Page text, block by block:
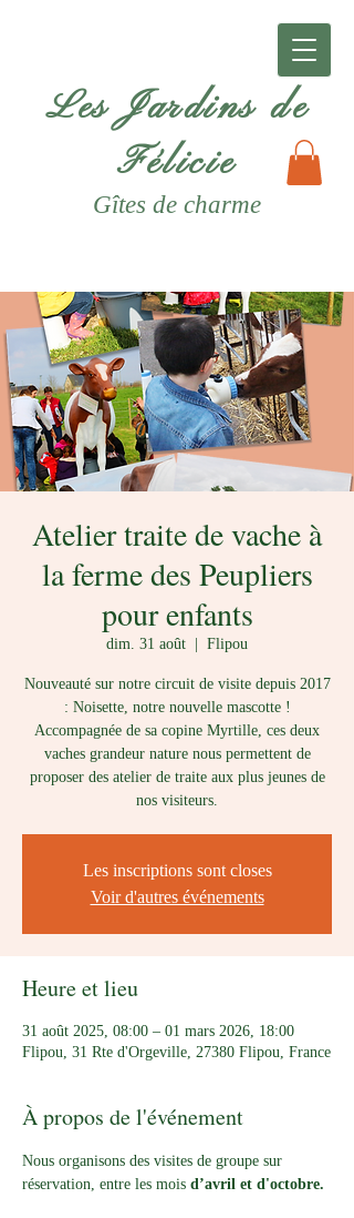
Les Jardins de
Félicie
Gîtes de charme
Atelier traite de vache à
la ferme des Peupliers
pour enfants
dim. 31 août Flipou
Nouveauté sur notre circuit de visite depuis 2017
: Noisette, notre nouvelle mascotte !
Accompagnée de sa copine Myrtille, ces deux
vaches grandeur nature nous permettent de
proposer des atelier de traite aux plus jeunes de
nos visiteurs.
Les inscriptions sont closes
Voir d'autres événements
Heure et lieu
31 août 2025, 08:00 – 01 mars 2026, 18:00
Flipou, 31 Rte d'Orgeville, 27380 Flipou, France
À propos de l'événement
Nous organisons des visites de groupe sur
réservation, entre les mois d’avril et d'octobre.